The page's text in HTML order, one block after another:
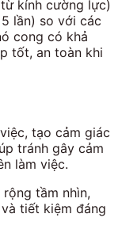
kính cường lực)
lần) so với các
cong có khả
tốt, an toàn khi
tạo cảm giác
tránh gây cảm
làm việc.
tầm nhìn,
tiết kiệm đáng